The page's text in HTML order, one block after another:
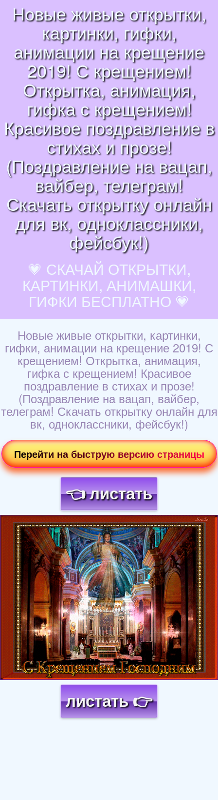
Новые живые открытки,
картинки, гифки,
анимации на крещение
2019! С крещением!
Открытка, анимация,
гифка с крещением!
Красивое поздравление в
стихах и прозе!
(Поздравление на вацап,
вайбер, телеграм!
Скачать открытку онлайн
для вк, одноклассники,
фейсбук!)
💗 СКАЧАЙ ОТКРЫТКИ,
КАРТИНКИ, АНИМАШКИ,
ГИФКИ БЕСПЛАТНО 💗
Новые живые открытки, картинки,
гифки, анимации на крещение 2019! С
крещением! Открытка, анимация,
гифка с крещением! Красивое
поздравление в стихах и прозе!
(Поздравление на вацап, вайбер,
телеграм! Скачать открытку онлайн для
вк, одноклассники, фейсбук!)
Перейти на быструю версию страницы
👈 листать
Загрузка картинки...
листать 👉